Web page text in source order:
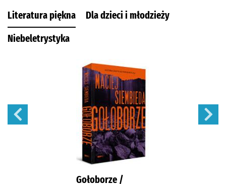
Literatura piękna
Dla dzieci i młodzieży
Niebeletrystyka
Gołoborze /